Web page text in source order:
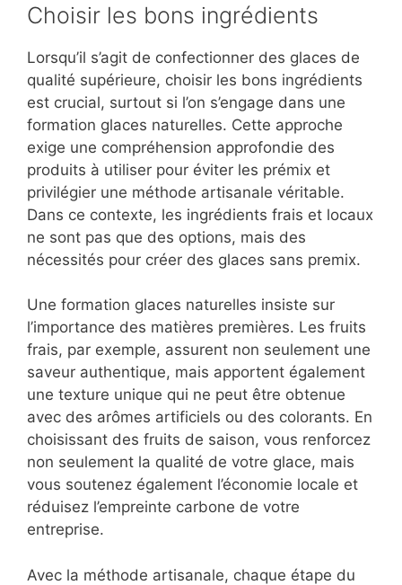
Choisir les bons ingrédients
Lorsqu’il s’agit de confectionner des glaces de
qualité supérieure, choisir les bons ingrédients
est crucial, surtout si l’on s’engage dans une
formation glaces naturelles. Cette approche
exige une compréhension approfondie des
produits à utiliser pour éviter les prémix et
privilégier une méthode artisanale véritable.
Dans ce contexte, les ingrédients frais et locaux
ne sont pas que des options, mais des
nécessités pour créer des glaces sans premix.
Une formation glaces naturelles insiste sur
l’importance des matières premières. Les fruits
frais, par exemple, assurent non seulement une
saveur authentique, mais apportent également
une texture unique qui ne peut être obtenue
avec des arômes artificiels ou des colorants. En
choisissant des fruits de saison, vous renforcez
non seulement la qualité de votre glace, mais
vous soutenez également l’économie locale et
réduisez l’empreinte carbone de votre
entreprise.
Avec la méthode artisanale, chaque étape du